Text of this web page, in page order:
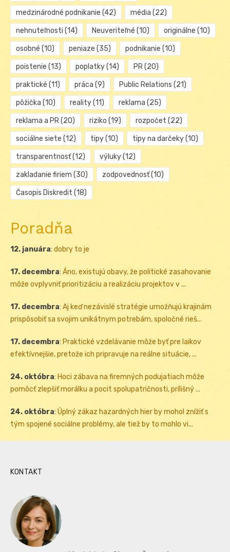
medzinárodné podnikanie (42) média (22)
nehnuteľnosti (14) Neuveriteľné (10) originálne (10)
osobné (10) peniaze (35) podnikanie (10)
poistenie (13) poplatky(14) PR(20)
praktické (11) práca (9) Public Relations (21)
pôžička (10) reality(11) reklama (25)
reklama a PR(20) riziko (19) rozpočet (22)
sociálne siete (12) tipy(10) tipy na darčeky(10)
transparentnosť(12) výluky(12)
zakladanie firiem (30) zodpovednosť(10)
Časopis Diskredit (18)
Poradňa
12. januára: dobry to je
17. decembra: Áno, existujú obavy, že politické zasahovanie
môže ovplyvniť prioritizáciu a realizáciu projektov v ...
17. decembra: Aj keď nezávislé stratégie umožňujú krajinám
prispôsobiť sa svojim unikátnym potrebám, spoločné rieš...
17. decembra: Praktické vzdelávanie môže byť pre laikov
efektívnejšie, pretože ich pripravuje na reálne situácie, ...
24. októbra: Hoci zábava na firemných podujatiach môže
pomôcť zlepšiť morálku a pocit spolupatričnosti, prílišný ...
24. októbra: Úplný zákaz hazardných hier by mohol znížiť s
tým spojené sociálne problémy, ale tiež by to mohlo vi...
KONTAKT